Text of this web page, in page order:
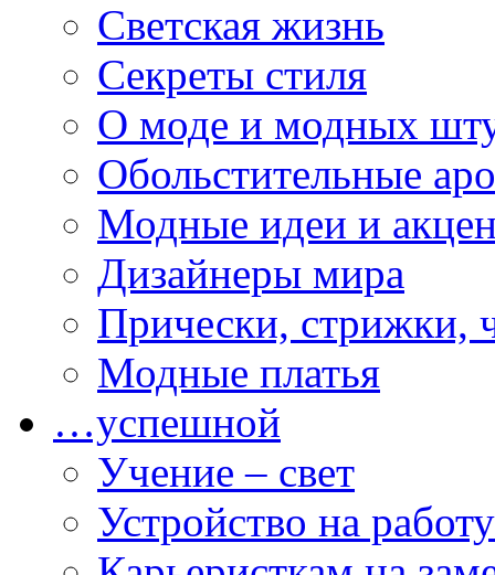
Светская жизнь
Секреты стиля
О моде и модных
Обольстительные
Модные идеи и
Дизайнеры мира
Прически, стрижки,
Модные платья
…успешной
Учение – свет
Устройство на работу